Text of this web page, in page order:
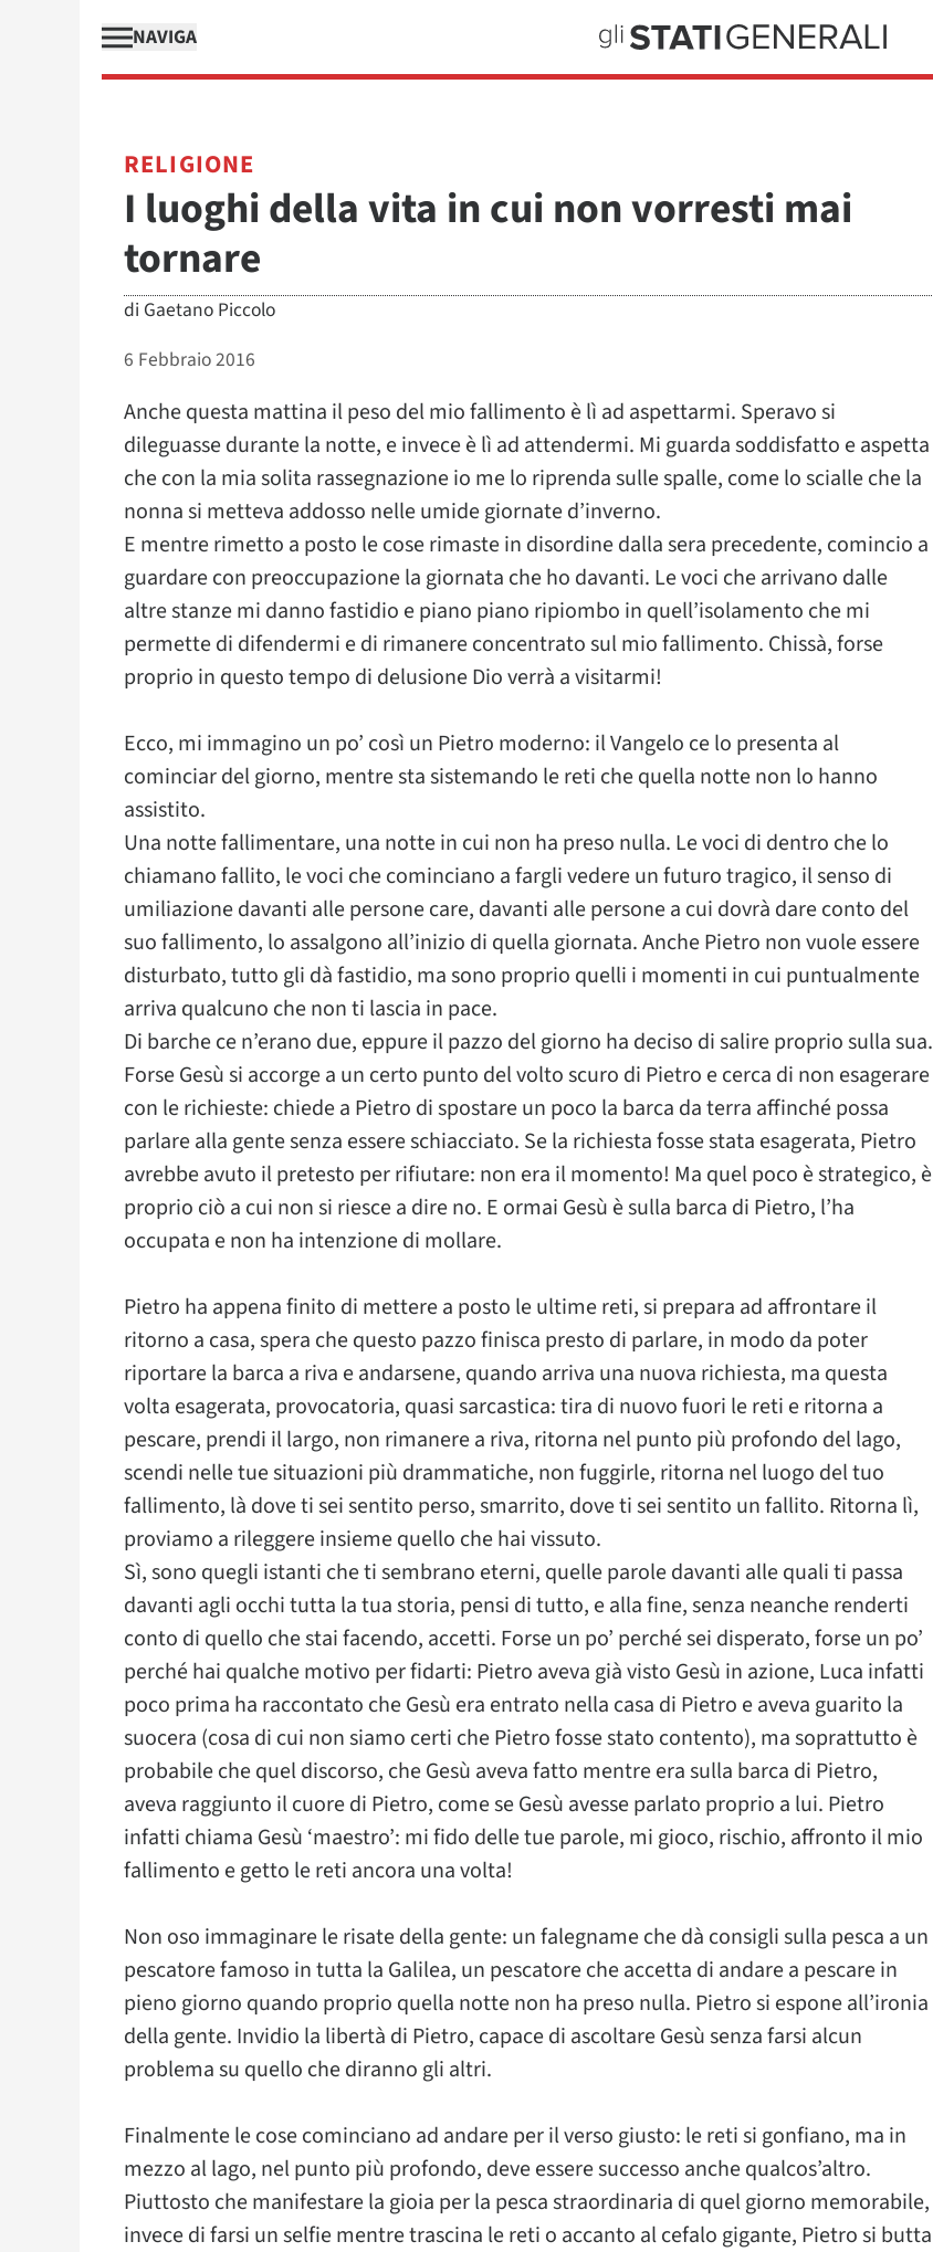
NAVIGA
RELIGIONE
I luoghi della vita in cui non vorresti mai
tornare
di Gaetano Piccolo
6 Febbraio 2016
Anche questa mattina il peso del mio fallimento è lì ad aspettarmi. Speravo si
dileguasse durante la notte, e invece è lì ad attendermi. Mi guarda soddisfatto e aspetta
che con la mia solita rassegnazione io me lo riprenda sulle spalle, come lo scialle che la
nonna si metteva addosso nelle umide giornate d’inverno.
E mentre rimetto a posto le cose rimaste in disordine dalla sera precedente, comincio a
guardare con preoccupazione la giornata che ho davanti. Le voci che arrivano dalle
altre stanze mi danno fastidio e piano piano ripiombo in quell’isolamento che mi
permette di difendermi e di rimanere concentrato sul mio fallimento. Chissà, forse
proprio in questo tempo di delusione Dio verrà a visitarmi!
Ecco, mi immagino un po’ così un Pietro moderno: il Vangelo ce lo presenta al
cominciar del giorno, mentre sta sistemando le reti che quella notte non lo hanno
assistito.
Una notte fallimentare, una notte in cui non ha preso nulla. Le voci di dentro che lo
chiamano fallito, le voci che cominciano a fargli vedere un futuro tragico, il senso di
umiliazione davanti alle persone care, davanti alle persone a cui dovrà dare conto del
suo fallimento, lo assalgono all’inizio di quella giornata. Anche Pietro non vuole essere
disturbato, tutto gli dà fastidio, ma sono proprio quelli i momenti in cui puntualmente
arriva qualcuno che non ti lascia in pace.
Di barche ce n’erano due, eppure il pazzo del giorno ha deciso di salire proprio sulla sua.
Forse Gesù si accorge a un certo punto del volto scuro di Pietro e cerca di non esagerare
con le richieste: chiede a Pietro di spostare un poco la barca da terra affinché possa
parlare alla gente senza essere schiacciato. Se la richiesta fosse stata esagerata, Pietro
avrebbe avuto il pretesto per rifiutare: non era il momento! Ma quel poco è strategico, è
proprio ciò a cui non si riesce a dire no. E ormai Gesù è sulla barca di Pietro, l’ha
occupata e non ha intenzione di mollare.
Pietro ha appena finito di mettere a posto le ultime reti, si prepara ad affrontare il
ritorno a casa, spera che questo pazzo finisca presto di parlare, in modo da poter
riportare la barca a riva e andarsene, quando arriva una nuova richiesta, ma questa
volta esagerata, provocatoria, quasi sarcastica: tira di nuovo fuori le reti e ritorna a
pescare, prendi il largo, non rimanere a riva, ritorna nel punto più profondo del lago,
scendi nelle tue situazioni più drammatiche, non fuggirle, ritorna nel luogo del tuo
fallimento, là dove ti sei sentito perso, smarrito, dove ti sei sentito un fallito. Ritorna lì,
proviamo a rileggere insieme quello che hai vissuto.
Sì, sono quegli istanti che ti sembrano eterni, quelle parole davanti alle quali ti passa
davanti agli occhi tutta la tua storia, pensi di tutto, e alla fine, senza neanche renderti
conto di quello che stai facendo, accetti. Forse un po’ perché sei disperato, forse un po’
perché hai qualche motivo per fidarti: Pietro aveva già visto Gesù in azione, Luca infatti
poco prima ha raccontato che Gesù era entrato nella casa di Pietro e aveva guarito la
suocera (cosa di cui non siamo certi che Pietro fosse stato contento), ma soprattutto è
probabile che quel discorso, che Gesù aveva fatto mentre era sulla barca di Pietro,
aveva raggiunto il cuore di Pietro, come se Gesù avesse parlato proprio a lui. Pietro
infatti chiama Gesù ‘maestro’: mi fido delle tue parole, mi gioco, rischio, affronto il mio
fallimento e getto le reti ancora una volta!
Non oso immaginare le risate della gente: un falegname che dà consigli sulla pesca a un
pescatore famoso in tutta la Galilea, un pescatore che accetta di andare a pescare in
pieno giorno quando proprio quella notte non ha preso nulla. Pietro si espone all’ironia
della gente. Invidio la libertà di Pietro, capace di ascoltare Gesù senza farsi alcun
problema su quello che diranno gli altri.
Finalmente le cose cominciano ad andare per il verso giusto: le reti si gonfiano, ma in
mezzo al lago, nel punto più profondo, deve essere successo anche qualcos’altro.
Piuttosto che manifestare la gioia per la pesca straordinaria di quel giorno memorabile,
invece di farsi un selfie mentre trascina le reti o accanto al cefalo gigante, Pietro si butta